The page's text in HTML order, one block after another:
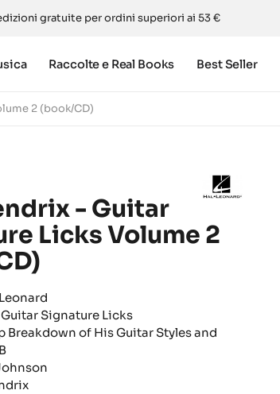
gratuite per ordini superiori ai 53 €
Raccolte e Real Books Best Seller
2 (book/CD)
- Guitar
Licks Volume 2
Signature Licks
Breakdown of His Guitar Styles and